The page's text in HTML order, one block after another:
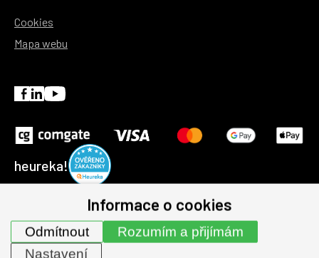
Cookies
Mapa webu
heureka!
© 1991-2026 | GHV Trading, spol. s r.o. všechna práva
vyhrazena.
Informace o cookies
Rozumím a přijímám
Odmítnout
Nastavení